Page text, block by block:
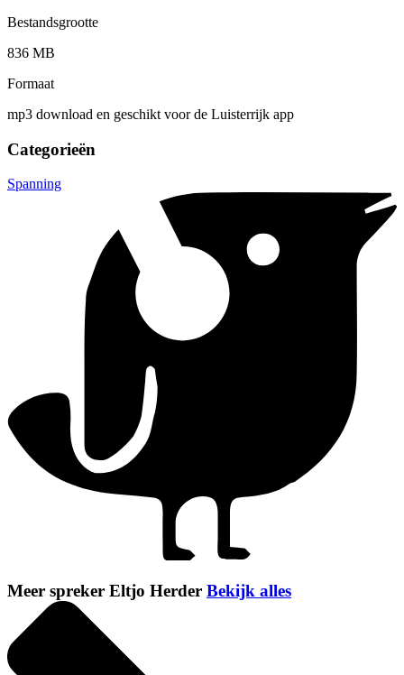
Bestandsgrootte
836 MB
Formaat
mp3 download en geschikt voor de Luisterrijk app
Categorieën
Spanning
Meer spreker Eltjo Herder Bekijk alles